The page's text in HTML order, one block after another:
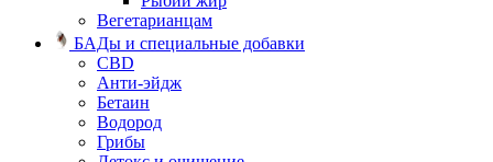
Вегетарианцам
БАДы и специальные добавки
CBD
Анти-эйдж
Бетаин
Водород
Грибы